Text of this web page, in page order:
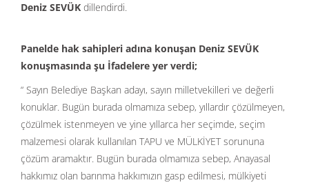
Deniz SEVÜK dillendirdi.
Panelde hak sahipleri adına konuşan Deniz SEVÜK
konuşmasında şu İfadelere yer verdi;
“ Sayın Belediye Başkan adayı, sayın milletvekilleri ve değerli
konuklar. Bugün burada olmamıza sebep, yıllardır çözülmeyen,
çözülmek istenmeyen ve yine yıllarca her seçimde, seçim
malzemesi olarak kullanılan TAPU ve MÜLKİYET sorununa
çözüm aramaktır. Bugün burada olmamıza sebep, Anayasal
hakkımız olan barınma hakkımızın gasp edilmesi, mülkiyeti